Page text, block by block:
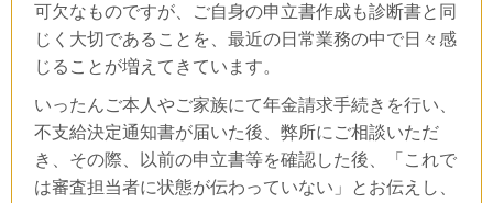
可欠なものですが、ご自身の申立書作成も診断書と同
じく大切であることを、最近の日常業務の中で日々感
じることが増えてきています。
いったんご本人やご家族にて年金請求手続きを行い、
不支給決定通知書が届いた後、弊所にご相談いただ
き、その際、以前の申立書等を確認した後、「これで
は審査担当者に状態が伝わっていない」とお伝えし、